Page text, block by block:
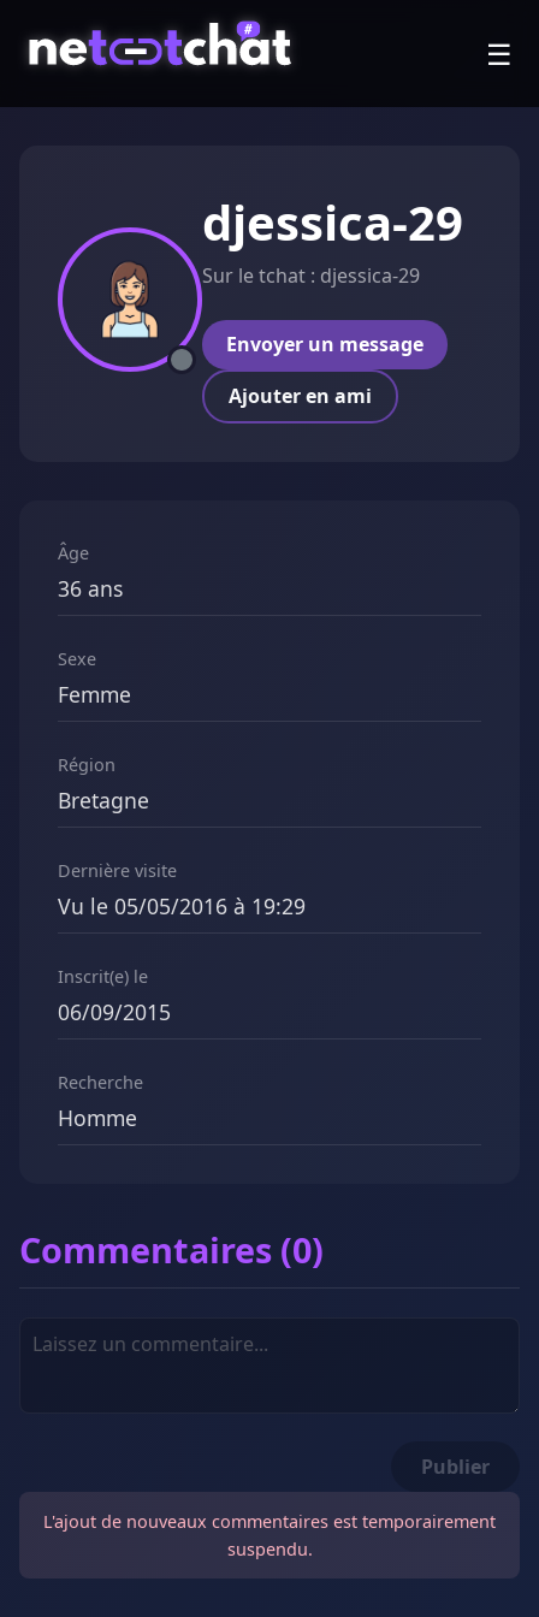
☰
djessica-29
Sur le tchat : djessica-29
Envoyer un message
Ajouter en ami
Âge
36 ans
Sexe
Femme
Région
Bretagne
Dernière visite
Vu le 05/05/2016 à 19:29
Inscrit(e) le
06/09/2015
Recherche
Homme
Commentaires (0)
Publier
L'ajout de nouveaux commentaires est temporairement
suspendu.